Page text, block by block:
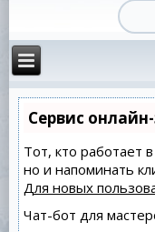
Сервис
Тот, кто работает
но и напоминать
Для новых
Чат-бот для